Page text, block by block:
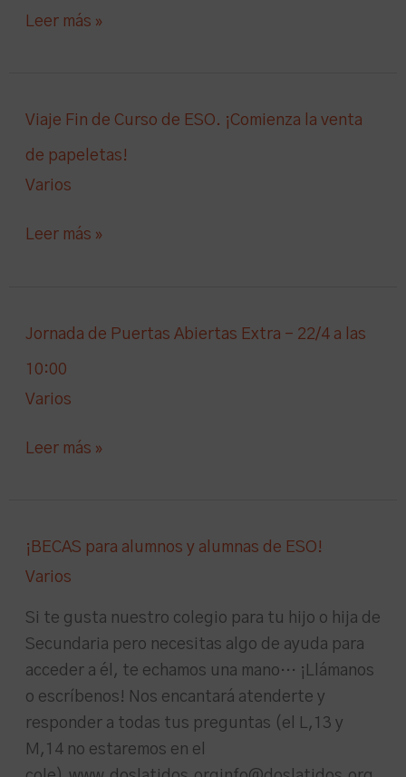
DE
Leer más »
Viaje Fin de Curso de ESO. ¡Comienza la venta
de papeletas!
Varios
Viaje
de
Curso
ESO.
papeletas!
Leer más »
Jornada de Puertas Abiertas Extra – 22/4 a las
10:00
Varios
Jornada
Puertas
Abiertas
–
10:00
Leer más »
¡BECAS para alumnos y alumnas de ESO!
Varios
Si te gusta nuestro colegio para tu hijo o hija de
Secundaria pero necesitas algo de ayuda para
acceder a él, te echamos una mano… ¡Llámanos
o escríbenos! Nos encantará atenderte y
responder a todas tus preguntas (el L,13 y
M,14 no estaremos en el
¡BECAS
y
alumnas
de
ESO!